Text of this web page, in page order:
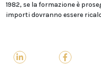
1982, se la formazione è
importi dovranno essere